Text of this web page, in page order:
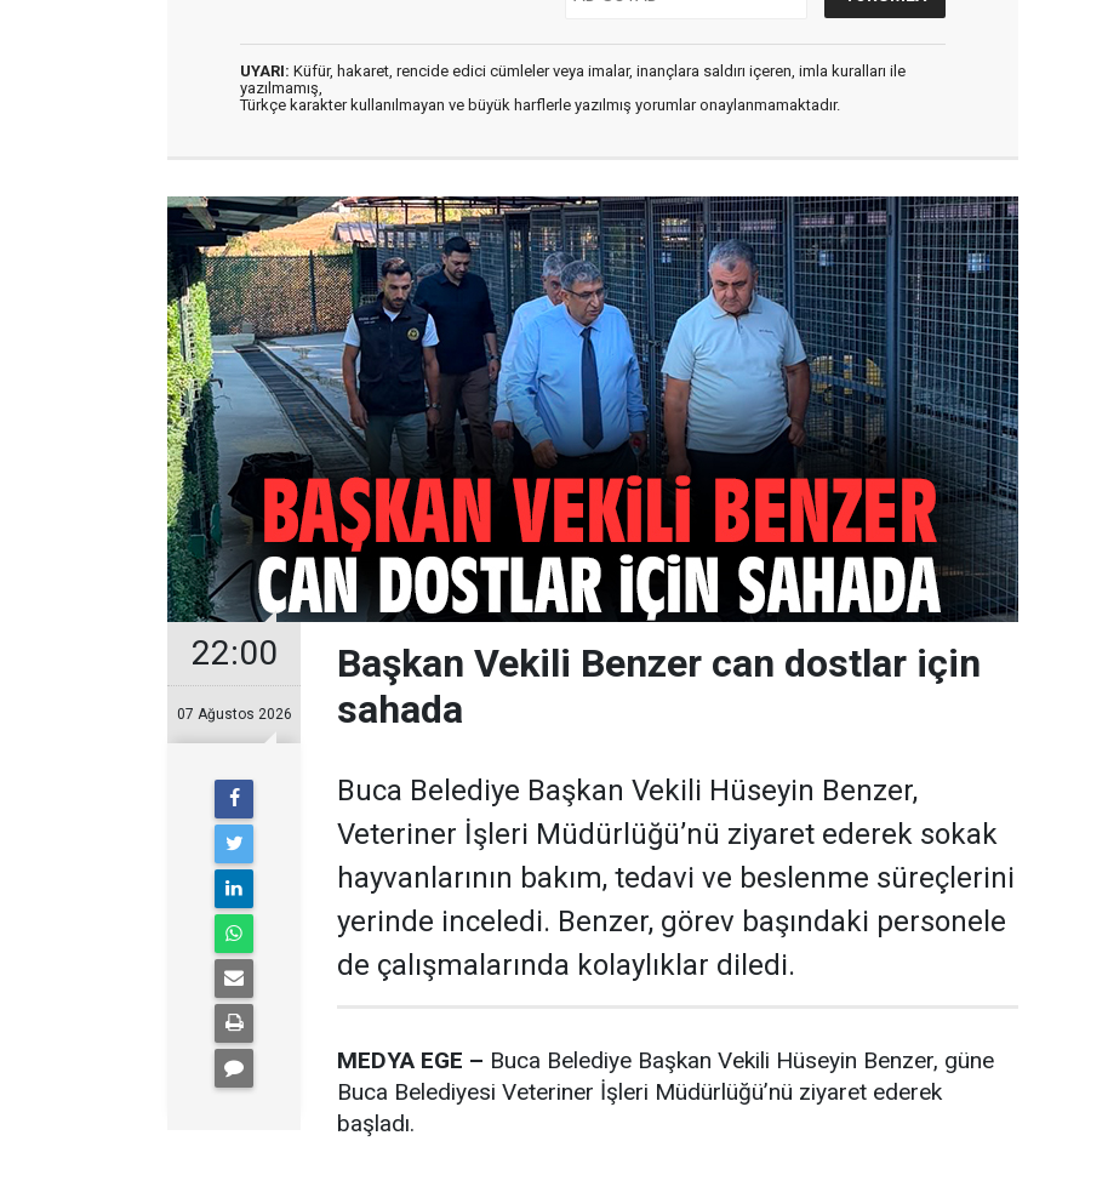
UYARI: Küfür, hakaret, rencide edici cümleler veya imalar, inançlara saldırı içeren, imla kuralları ile
yazılmamış,
Türkçe karakter kullanılmayan ve büyük harflerle yazılmış yorumlar onaylanmamaktadır.
22:00
07 Ağustos 2026
Başkan Vekili Benzer can dostlar için
sahada
Buca Belediye Başkan Vekili Hüseyin Benzer,
Veteriner İşleri Müdürlüğü’nü ziyaret ederek sokak
hayvanlarının bakım, tedavi ve beslenme süreçlerini
yerinde inceledi. Benzer, görev başındaki personele
de çalışmalarında kolaylıklar diledi.
MEDYA EGE – Buca Belediye Başkan Vekili Hüseyin Benzer, güne
Buca Belediyesi Veteriner İşleri Müdürlüğü’nü ziyaret ederek
başladı.